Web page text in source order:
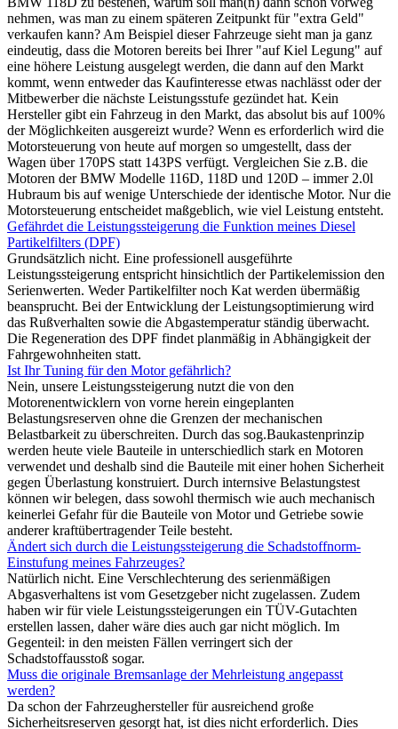
nehmen, was man zu einem späteren Zeitpunkt für "extra Geld"
verkaufen kann? Am Beispiel dieser Fahrzeuge sieht man ja ganz
eindeutig, dass die Motoren bereits bei Ihrer "auf Kiel Legung" auf
eine höhere Leistung ausgelegt werden, die dann auf den Markt
kommt, wenn entweder das Kaufinteresse etwas nachlässt oder der
Mitbewerber die nächste Leistungsstufe gezündet hat. Kein
Hersteller gibt ein Fahrzeug in den Markt, das absolut bis auf 100%
der Möglichkeiten ausgereizt wurde? Wenn es erforderlich wird die
Motorsteuerung von heute auf morgen so umgestellt, dass der
Wagen über 170PS statt 143PS verfügt. Vergleichen Sie z.B. die
Motoren der BMW Modelle 116D, 118D und 120D – immer 2.0l
Hubraum bis auf wenige Unterschiede der identische Motor. Nur die
Motorsteuerung entscheidet maßgeblich, wie viel Leistung entsteht.
Gefährdet die Leistungssteigerung die Funktion meines Diesel
Partikelfilters (DPF)
Grundsätzlich nicht. Eine professionell ausgeführte
Leistungssteigerung entspricht hinsichtlich der Partikelemission den
Serienwerten. Weder Partikelfilter noch Kat werden übermäßig
beansprucht. Bei der Entwicklung der Leistungsoptimierung wird
das Rußverhalten sowie die Abgastemperatur ständig überwacht.
Die Regeneration des DPF findet planmäßig in Abhängigkeit der
Fahrgewohnheiten statt.
Ist Ihr Tuning für den Motor gefährlich?
Nein, unsere Leistungssteigerung nutzt die von den
Motorenentwicklern von vorne herein eingeplanten
Belastungsreserven ohne die Grenzen der mechanischen
Belastbarkeit zu überschreiten. Durch das sog.Baukastenprinzip
werden heute viele Bauteile in unterschiedlich stark en Motoren
verwendet und deshalb sind die Bauteile mit einer hohen Sicherheit
gegen Überlastung konstruiert. Durch internsive Belastungstest
können wir belegen, dass sowohl thermisch wie auch mechanisch
keinerlei Gefahr für die Bauteile von Motor und Getriebe sowie
anderer kraftübertragender Teile besteht.
Ändert sich durch die Leistungssteigerung die Schadstoffnorm-
Einstufung meines Fahrzeuges?
Natürlich nicht. Eine Verschlechterung des serienmäßigen
Abgasverhaltens ist vom Gesetzgeber nicht zugelassen. Zudem
haben wir für viele Leistungssteigerungen ein TÜV-Gutachten
erstellen lassen, daher wäre dies auch gar nicht möglich. Im
Gegenteil: in den meisten Fällen verringert sich der
Schadstoffausstoß sogar.
Muss die originale Bremsanlage der Mehrleistung angepasst
werden?
Da schon der Fahrzeughersteller für ausreichend große
Sicherheitsreserven gesorgt hat, ist dies nicht erforderlich. Dies